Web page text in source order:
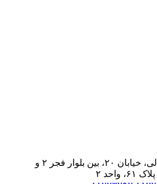
تهران، کارگر شمالی، خیابان ۲۰، بین بلوار فجر ۲ و